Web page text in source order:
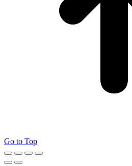
Go to Top